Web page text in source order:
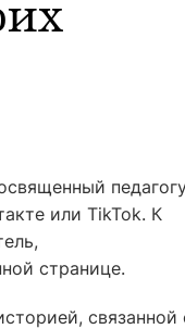
или ТikTok. К
странице.
связанной